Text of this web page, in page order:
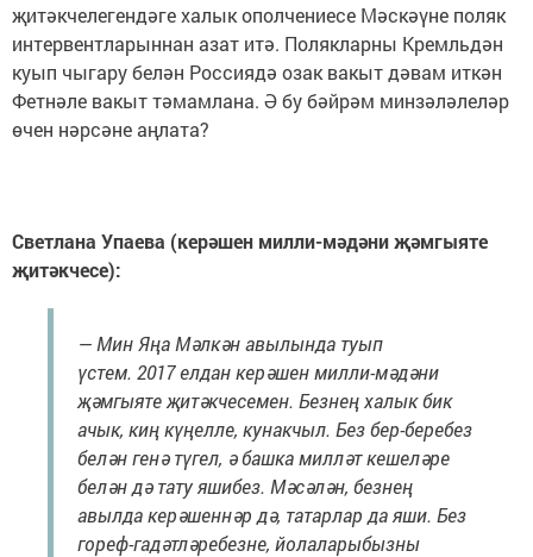
җитәкчелегендәге халык ополчениесе Мәскәүне поляк
интервентларыннан азат итә. Полякларны Кремльдән
куып чыгару белән Россиядә озак вакыт дәвам иткән
Фетнәле вакыт тәмамлана. Ә бу бәйрәм минзәләлеләр
өчен нәрсәне аңлата?
Светлана Упаева (керәшен милли-мәдәни җәмгыяте
җитәкчесе):
— Мин Яңа Мәлкән авылында туып
үстем. 2017 елдан керәшен милли-мәдәни
җәмгыяте җитәкчесемен. Безнең халык бик
ачык, киң күңелле, кунакчыл. Без бер-беребез
белән генә түгел, ә башка милләт кешеләре
белән дә тату яшибез. Мәсәлән, безнең
авылда керәшеннәр дә, татарлар да яши. Без
гореф-гадәтләребезне, йолаларыбызны